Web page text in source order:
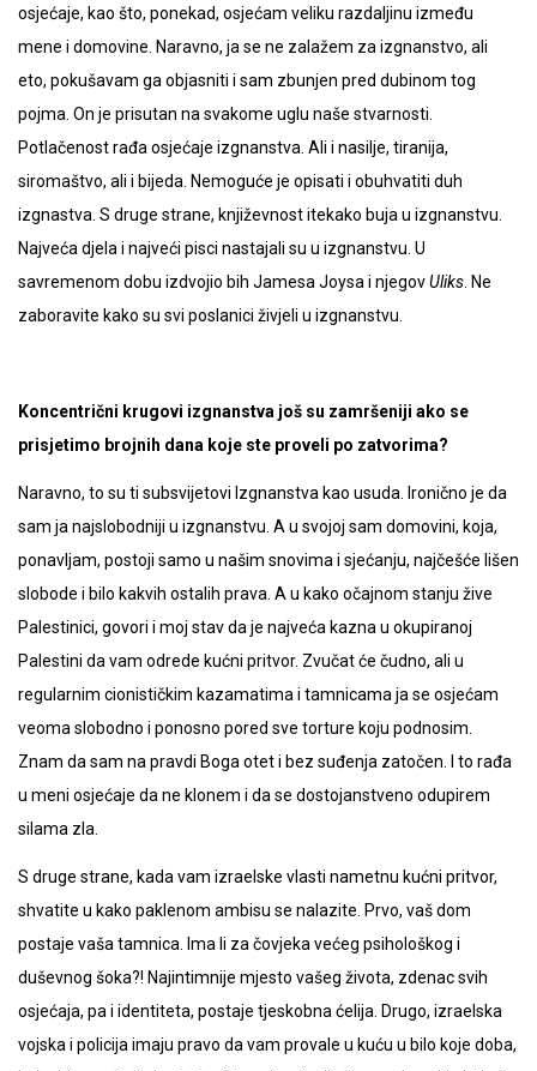
osjećaje, kao što, ponekad, osjećam veliku razdaljinu između
mene i domovine. Naravno, ja se ne zalažem za izgnanstvo, ali
eto, pokušavam ga objasniti i sam zbunjen pred dubinom tog
pojma. On je prisutan na svakome uglu naše stvarnosti.
Potlačenost rađa osjećaje izgnanstva. Ali i nasilje, tiranija,
siromaštvo, ali i bijeda. Nemoguće je opisati i obuhvatiti duh
izgnastva. S druge strane, književnost itekako buja u izgnanstvu.
Najveća djela i najveći pisci nastajali su u izgnanstvu. U
savremenom dobu izdvojio bih Jamesa Joysa i njegovUliks. Ne
zaboravite kako su svi poslanici živjeli u izgnanstvu.
Koncentrični krugovi izgnanstva još su zamršeniji ako se
prisjetimo brojnih dana koje ste proveli po zatvorima?
Naravno, to su ti subsvijetovi Izgnanstva kao usuda. Ironično je da
sam ja najslobodniji u izgnanstvu. A u svojoj sam domovini, koja,
ponavljam, postoji samo u našim snovima i sjećanju, najčešće lišen
slobode i bilo kakvih ostalih prava. A u kako očajnom stanju žive
Palestinici, govori i moj stav da je najveća kazna u okupiranoj
Palestini da vam odrede kućni pritvor. Zvučat će čudno, ali u
regularnim cionističkim kazamatima i tamnicama ja se osjećam
veoma slobodno i ponosno pored sve torture koju podnosim.
Znam da sam na pravdi Boga otet i bez suđenja zatočen. I to rađa
u meni osjećaje da ne klonem i da se dostojanstveno odupirem
silama zla.
S druge strane, kada vam izraelske vlasti nametnu kućni pritvor,
shvatite u kako paklenom ambisu se nalazite. Prvo, vaš dom
postaje vaša tamnica. Ima li za čovjeka većeg psihološkog i
duševnog šoka?! Najintimnije mjesto vašeg života, zdenac svih
osjećaja, pa i identiteta, postaje tjeskobna ćelija. Drugo, izraelska
vojska i policija imaju pravo da vam provale u kuću u bilo koje doba,